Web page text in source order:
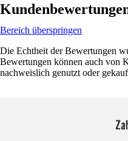
Bereich überspringen
Die Echtheit der Bewertungen
Bewertungen können auch von
nachweislich genutzt oder